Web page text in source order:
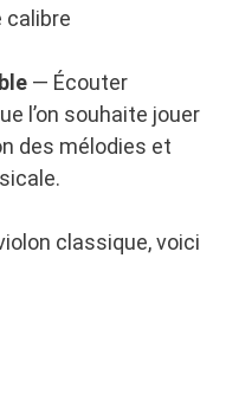
calibre
— Écouter
l’on souhaite jouer
des mélodies et
classique, voici